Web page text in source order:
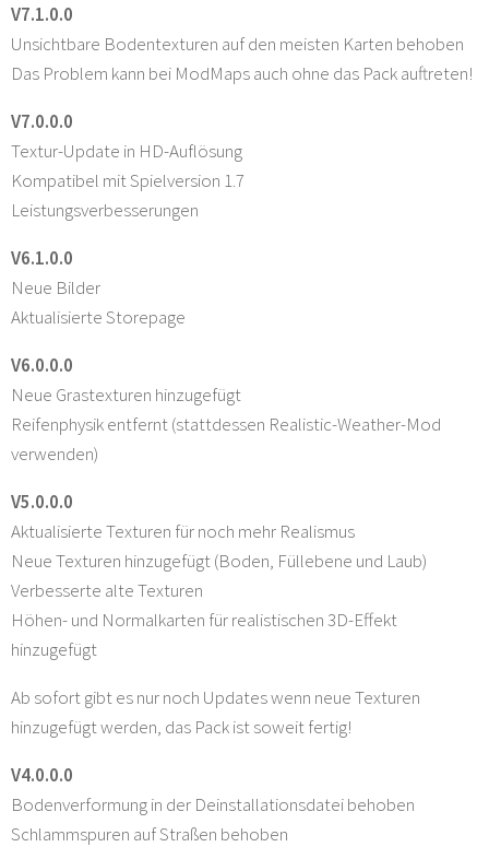
V7.1.0.0
Unsichtbare Bodentexturen auf den meisten Karten behoben
Das Problem kann bei ModMaps auch ohne das Pack auftreten!
V7.0.0.0
Textur-Update in HD-Auflösung
Kompatibel mit Spielversion 1.7
Leistungsverbesserungen
V6.1.0.0
Neue Bilder
Aktualisierte Storepage
V6.0.0.0
Neue Grastexturen hinzugefügt
Reifenphysik entfernt (stattdessen Realistic-Weather-Mod
verwenden)
V5.0.0.0
Aktualisierte Texturen für noch mehr Realismus
Neue Texturen hinzugefügt (Boden, Füllebene und Laub)
Verbesserte alte Texturen
Höhen- und Normalkarten für realistischen 3D-Effekt
hinzugefügt
Ab sofort gibt es nur noch Updates wenn neue Texturen
hinzugefügt werden, das Pack ist soweit fertig!
V4.0.0.0
Bodenverformung in der Deinstallationsdatei behoben
Schlammspuren auf Straßen behoben